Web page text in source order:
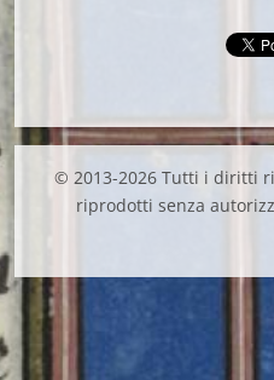
© 2013-2026 Tutti i diritti
riprodotti senza